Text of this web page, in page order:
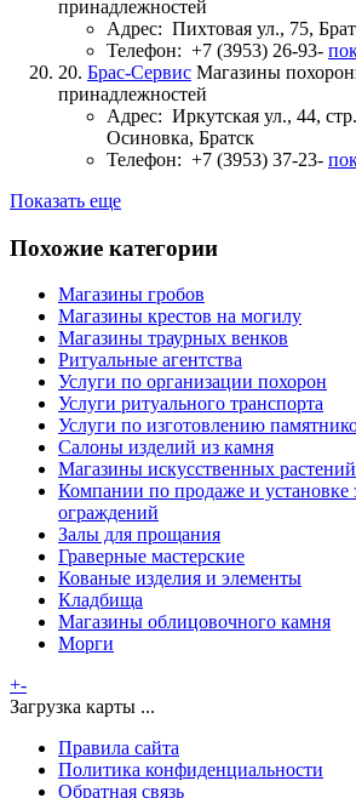
принадлежностей
Адрес: Пихтовая ул., 75,
Телефон: +7 (3953) 26-93-
20. Брас-Сервис Магазины
принадлежностей
Адрес: Иркутская ул., 44,
Осиновка, Братск
Телефон: +7 (3953) 37-23-
Показать еще
Похожие категории
Магазины гробов
Магазины крестов на могилу
Магазины траурных венков
Ритуальные агентства
Услуги по организации похорон
Услуги ритуального транспорта
Услуги по изготовлению
Салоны изделий из камня
Магазины искусственных
Компании по продаже и установке
ограждений
Залы для прощания
Граверные мастерские
Кованые изделия и элементы
Кладбища
Магазины облицовочного камня
Морги
+-
Загрузка карты ...
Правила сайта
Политика конфиденциальности
Обратная связь